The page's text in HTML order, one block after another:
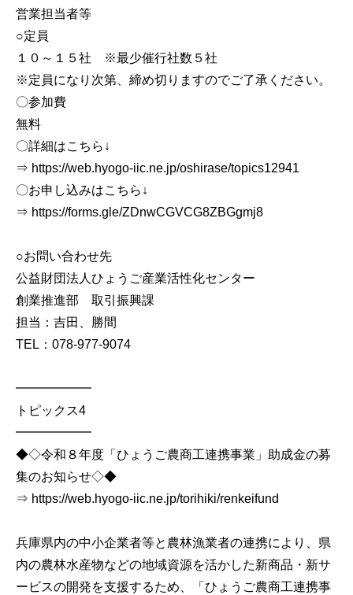
営業担当者等
○定員
１０～１５社 ※最少催行社数５社
※定員になり次第、締め切りますのでご了承ください。
〇参加費
無料
〇詳細はこちら↓
⇒ https://web.hyogo-iic.ne.jp/oshirase/topics12941
〇お申し込みはこちら↓
⇒ https://forms.gle/ZDnwCGVCG8ZBGgmj8
○お問い合わせ先
公益財団法人ひょうご産業活性化センター
創業推進部 取引振興課
担当：吉田、勝間
TEL：078-977-9074
━━━━━━
トピックス4
━━━━━━
◆◇令和８年度「ひょうご農商工連携事業」助成金の募
集のお知らせ◇◆
⇒ https://web.hyogo-iic.ne.jp/torihiki/renkeifund
兵庫県内の中小企業者等と農林漁業者の連携により、県
内の農林水産物などの地域資源を活かした新商品・新サ
ービスの開発を支援するため、「ひょうご農商工連携事